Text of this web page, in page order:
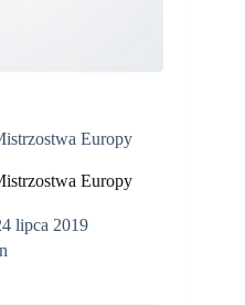
Europy
Europy
lipca 2019